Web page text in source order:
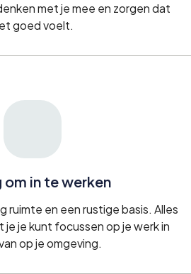
met je mee en zorgen dat
goed voelt.
in te werken
ruimte en een rustige basis. Alles
je je kunt focussen op je werk in
op je omgeving.